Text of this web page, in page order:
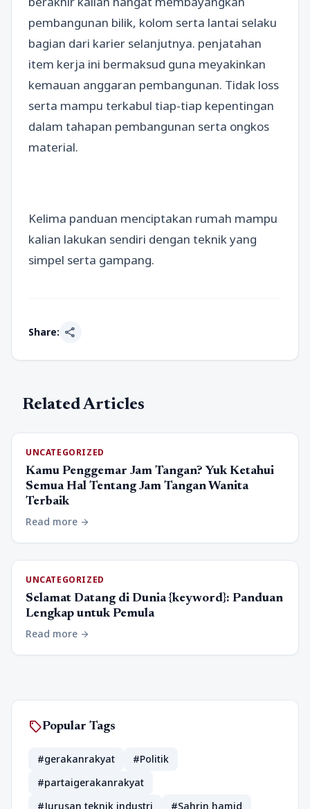
pembangunan bilik, kolom serta lantai selaku
bagian dari karier selanjutnya. penjatahan
item kerja ini bermaksud guna meyakinkan
kemauan anggaran pembangunan. Tidak loss
serta mampu terkabul tiap-tiap kepentingan
dalam tahapan pembangunan serta ongkos
material.
Kelima panduan menciptakan rumah mampu
kalian lakukan sendiri dengan teknik yang
simpel serta gampang.
Share: share
Related Articles
UNCATEGORIZED
Kamu Penggemar Jam Tangan? Yuk Ketahui
Semua Hal Tentang Jam Tangan Wanita
Terbaik
Read more arrow_forward
UNCATEGORIZED
Selamat Datang di Dunia {keyword}: Panduan
Lengkap untuk Pemula
Read more arrow_forward
sellPopular Tags
#gerakanrakyat
#Politik
#partaigerakanrakyat
#Jurusan teknik industri
#Sahrin hamid